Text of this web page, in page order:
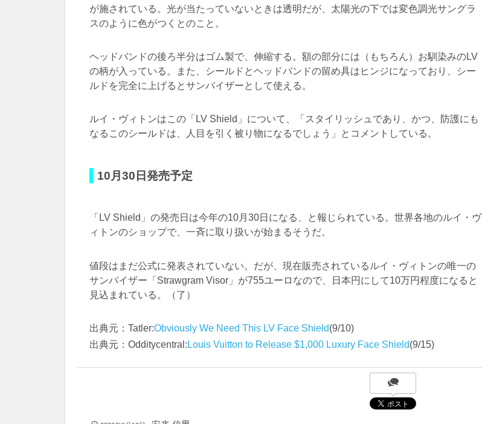
が施されている。光が当たっていないときは透明だが、太陽光の下では変色調光サングラ
スのように色がつくとのこと。
ヘッドバンドの後ろ半分はゴム製で、伸縮する。額の部分には（もちろん）お馴染みのLV
の柄が入っている。また、シールドとヘッドバンドの留め具はヒンジになっており、シー
ルドを完全に上げるとサンバイザーとして使える。
ルイ・ヴィトンはこの「LV Shield」について、「スタイリッシュであり、かつ、防護にも
なるこのシールドは、人目を引く被り物になるでしょう」とコメントしている。
10月30日発売予定
「LV Shield」の発売日は今年の10月30日になる、と報じられている。世界各地のルイ・ヴ
ィトンのショップで、一斉に取り扱いが始まるそうだ。
値段はまだ公式に発表されていない。だが、現在販売されているルイ・ヴィトンの唯一の
サンバイザー「Strawgram Visor」が755ユーロなので、日本円にして10万円程度になると
見込まれている。（了）
出典元：Tatler:Obviously We Need This LV Face Shield(9/10)
出典元：Odditycentral: Louis Vuitton to Release $1,000 Luxury Face Shield(9/15)